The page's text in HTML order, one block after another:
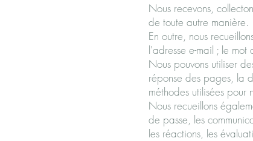
Nous recevons,
de toute autre manière.
En outre, nous
l'adresse e-mail ; le
Nous pouvons utiliser
réponse des pages, la
méthodes utilisées
Nous recueillons
de passe, les
les réactions, les